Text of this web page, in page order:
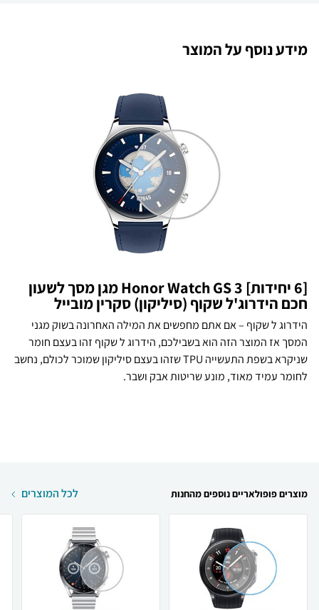
מידע נוסף על המוצר
[6 יחידות] Honor Watch GS 3 מגן מסך לשעון
חכם הידרוג'ל שקוף (סיליקון) סקרין מובייל
הידרוג ל שקוף – אם אתם מחפשים את המילה האחרונה בשוק מגני
המסך אז המוצר הזה הוא בשבילכם, הידרוג ל שקוף זהו בעצם חומר
שניקרא בשפת התעשייה TPU שזהו בעצם סיליקון שמוכר לכולם, נחשב
לחומר עמיד מאוד, מונע שריטות אבק ושבר.
מוצרים פופולאריים נוספים מהחנות לכל המוצרים